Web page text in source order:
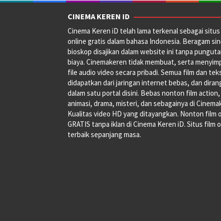
CINEMA KEREN ID
Cinema Keren iD telah lama terkenal sebagai
online gratis dalam bahasa Indonesia. Beragam
bioskop disajikan dalam website ini tanpa
biaya. Cinemakeren tidak membuat, serta
file audio video secara pribadi. Semua film dan
didapatkan dari jaringan internet bebas, dan
dalam satu portal disini. Bebas nonton film action,
animasi, drama, misteri, dan sebagainya di
Kualitas video HD yang ditayangkan. Nonton film
GRATIS tanpa iklan di Cinema Keren iD. Situs film
terbaik sepanjang masa.